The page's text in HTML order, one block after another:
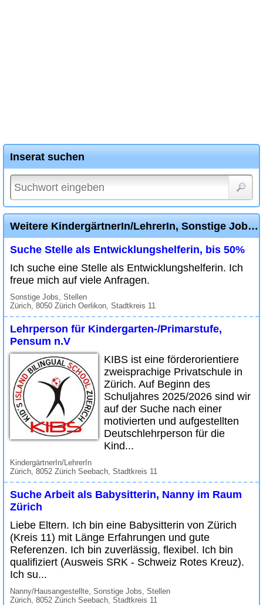
Inserat suchen
Weitere KindergärtnerIn/LehrerIn, Sonstige Jobs, Stellen Inserate
Suche Stelle als Entwicklungshelferin, bis 50%
Ich suche eine Stelle als Entwicklungshelferin. Ich
freue mich auf viele Anfragen.
Sonstige Jobs, Stellen
Zürich, 8050 Zürich Oerlikon, Stadtkreis 11
Lehrperson für Kindergarten-/Primarstufe,
Pensum n.V
KIBS ist eine förderorientiere
zweisprachige Privatschule in
Zürich. Auf Beginn des
Schuljahres 2025/2026 sind wir
auf der Suche nach einer
motivierten und aufgestellten
Deutschlehrperson für die
Kind...
KindergärtnerIn/LehrerIn
Zürich, 8052 Zürich Seebach, Stadtkreis 11
Suche Arbeit als Babysitterin, Nanny im Raum
Zürich
Liebe Eltern. Ich bin eine Babysitterin von Zürich
(Kreis 11) mit Länge Erfahrungen und gute
Referenzen. Ich bin zuverlässig, flexibel. Ich bin
qualifiziert (Ausweis SRK - Schweiz Rotes Kreuz).
Ich su...
Nanny/Hausangestellte, Sonstige Jobs, Stellen
Zürich, 8052 Zürich Seebach, Stadtkreis 11